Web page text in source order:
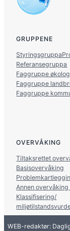
GRUPPENE
Styringsgruppa
Referansegruppa
Faggruppe
Faggruppe
Faggruppe
OVERVÅKING
Tiltaksrettet
Basisovervåking
Annen overvåking
Klassifisering/
WEB-redaktør: